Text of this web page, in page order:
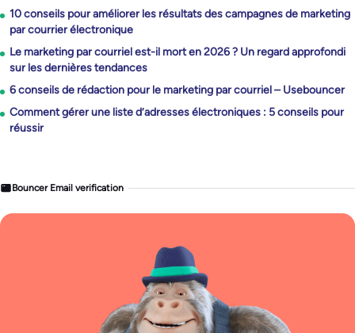
10 conseils pour améliorer les résultats des campagnes de marketing
par courrier électronique
Le marketing par courriel est-il mort en 2026 ? Un regard approfondi
sur les dernières tendances
6 conseils de rédaction pour le marketing par courriel – Usebouncer
Comment gérer une liste d’adresses électroniques : 5 conseils pour
réussir
Bouncer Email verification